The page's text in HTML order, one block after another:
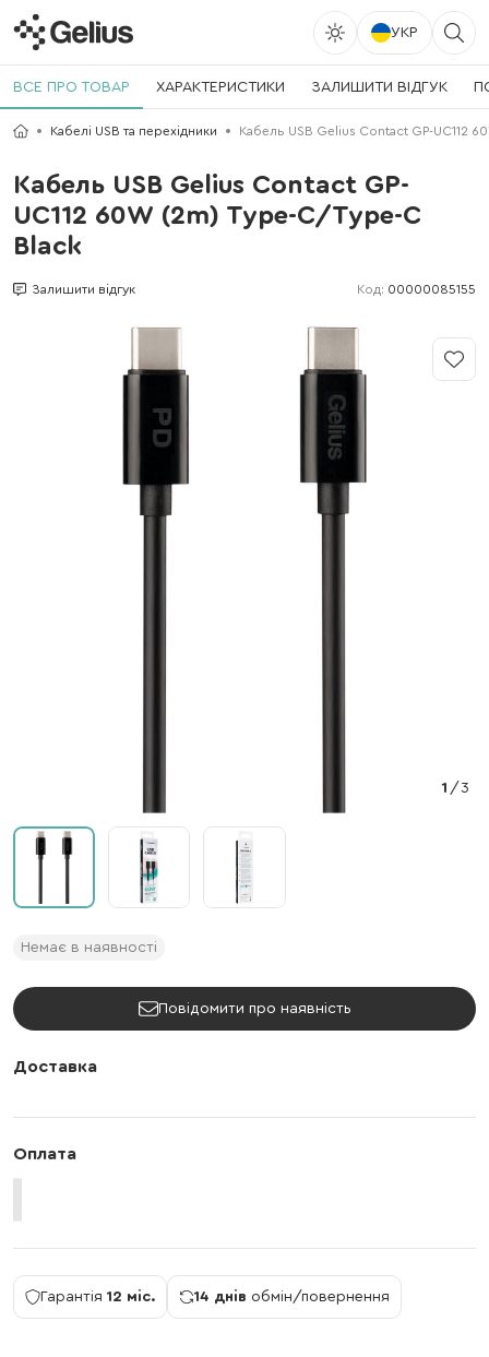
УКР
ВСЕ ПРО ТОВАР ХАРАКТЕРИСТИКИ ЗАЛИШИТИ ВІДГУК
Кабелі USB та перехідники Кабель USB Gelius Contact GP-UC112
Кабель USB Gelius Contact GP-
UC112 60W (2m) Type-C/Type-C
Black
Залишити відгук Код: 00000085155
1 /3
Немає в наявності
Повідомити про наявність
Доставка
Оплата
Гарантія 12 міс. 14 днів обмін/повернення